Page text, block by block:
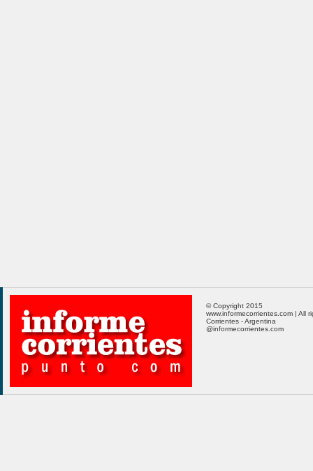
© Copyright 2015
www.informecorrientes.com | All
Corrientes - Argentina
@informecorrientes.com